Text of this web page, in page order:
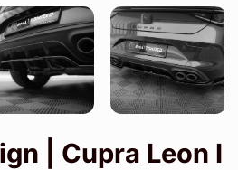
| Cupra Leon I